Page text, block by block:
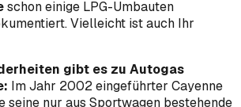
schon einige LPG-Umbauten
Vielleicht ist auch Ihr
gibt es zu Autogas
Im Jahr 2002 eingeführter Cayenne
seine nur aus Sportwagen bestehende